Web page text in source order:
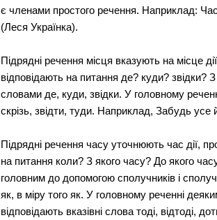
є членами простого речення. Наприклад:
(Леся Українка).
Підрядні речення місця вказують на місце
відповідають на питання де? куди?
словами де, куди, звідки. У головному
скрізь, звідти, туди. Наприклад, Забудь
Підрядні речення часу уточнюють час дії,
на питання коли? З якого часу? До якого
головним до допомогою сполучників і
як, в міру того як. У головному реченні
відповідають вказівні слова тоді, відтоді,